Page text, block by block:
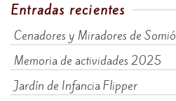
Entradas recientes
Cenadores y Miradores de Somió
Memoria de actividades 2025
Jardín de Infancia Flipper